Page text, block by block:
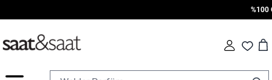
%100
Fav Cart